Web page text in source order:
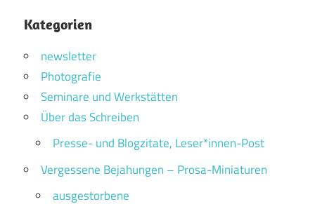
Kategorien
newsletter
Photografie
Seminare und Werkstätten
Über das Schreiben
Presse- und Blogzitate, Leser*innen-Post
Vergessene Bejahungen – Prosa-Miniaturen
ausgestorbene